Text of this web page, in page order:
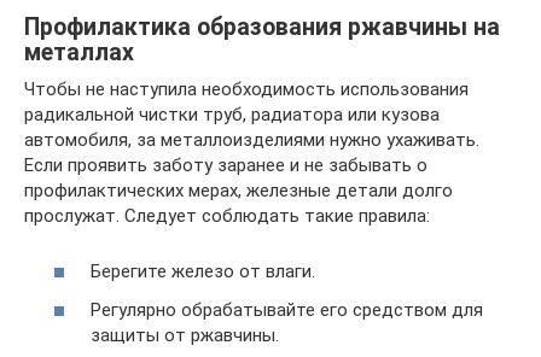
Профилактика образования ржавчины на
металлах
Чтобы не наступила необходимость использования
радикальной чистки труб, радиатора или кузова
автомобиля, за металлоизделиями нужно ухаживать.
Если проявить заботу заранее и не забывать о
профилактических мерах, железные детали долго
прослужат. Следует соблюдать такие правила:
Берегите железо от влаги.
Регулярно обрабатывайте его средством для
защиты от ржавчины.